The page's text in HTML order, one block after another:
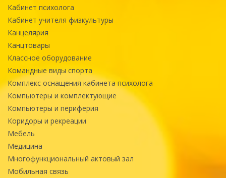
Кабинет психолога
Кабинет учителя физкультуры
Канцелярия
Канцтовары
Классное оборудование
Командные виды спорта
Комплекс оснащения кабинета психолога
Компьютеры и комплектующие
Компьютеры и периферия
Коридоры и рекреации
Мебель
Медицина
Многофункциональный актовый зал
Мобильная связь